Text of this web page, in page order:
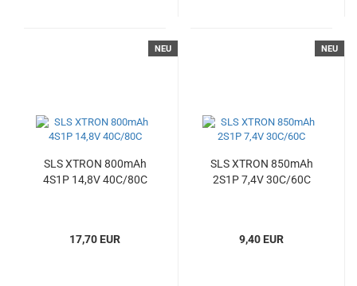
NEU
SLS XTRON 800mAh
4S1P 14,8V 40C/80C
17,70 EUR
NEU
SLS XTRON 850mAh
2S1P 7,4V 30C/60C
9,40 EUR